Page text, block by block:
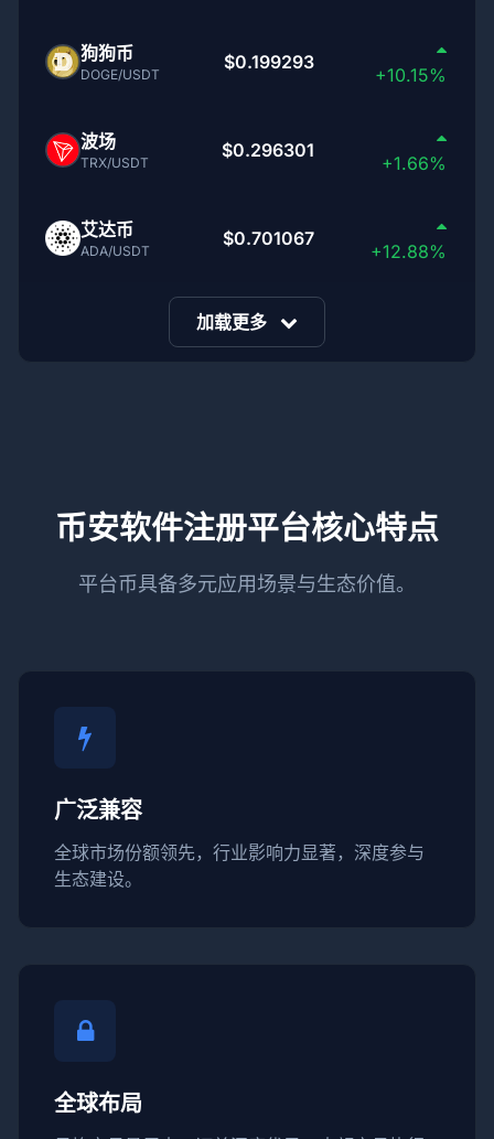
狗狗币
DOGE/USDT
$0.199293
+10.15%
波场
TRX/USDT
$0.296301
+1.66%
艾达币
ADA/USDT
$0.701067
+12.88%
加载更多
币安软件注册平台核心特点
平台币具备多元应用场景与生态价值。
广泛兼容
全球市场份额领先，行业影响力显著，深度参与
生态建设。
全球布局